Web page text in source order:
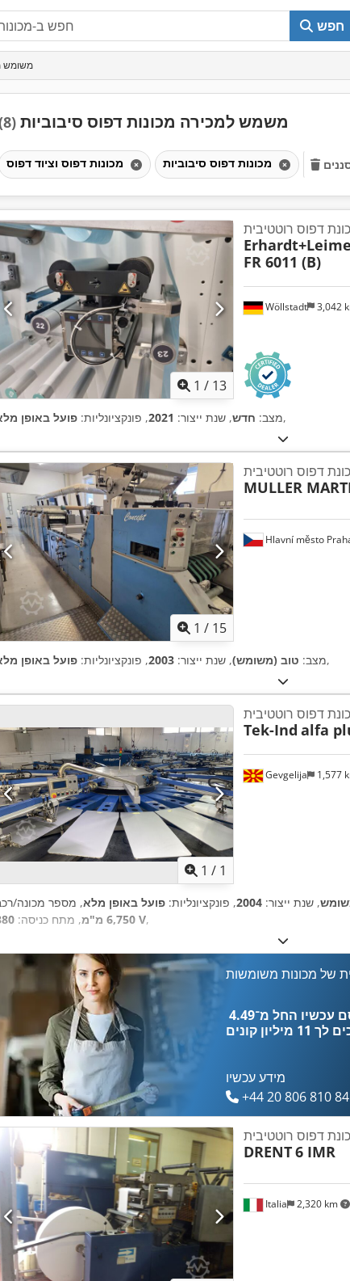
חפש
משומש
משמש למכירה מכונות דפוס סיבוביות (8)
1 / 13
Wöllstadt 3,042
דפוס רוטטיבית
FR 6011 (B)
מצב: חדש, שנת ייצור: 2021, פונקציונליות: פועל באופן ,
1 / 15
Hlavní město
דפוס רוטטיבית
MULLER
מצב: טוב (משומש), שנת ייצור: 2003, פונקציונליות: פועל באופן ,
1 / 1
Gevgelija 1,577
דפוס רוטטיבית
Tek-Ind alfa
, שנת ייצור: 2004, פונקציונליות: פועל באופן מלא
6,750 מ"מ
, מתח כניסה: 380 V,
של מכונות משומשות
לך 11 מיליון קונים
מידע עכשיו
+44 20 806 810 84
Italia 2,320 km
דפוס רוטטיבית
DRENT6 IMR